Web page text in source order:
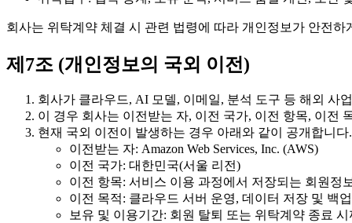
회사는 위탁계약 체결 시 관련 법령에 따라 개인정보가 안전
제7조 (개인정보의 국외 이전)
회사가 클라우드, AI 모델, 이메일, 분석 도구 등 해외 사
이 경우 회사는 이전받는 자, 이전 국가, 이전 항목, 이전
현재 국외 이전이 발생하는 경우 아래와 같이 공개합니다.
이전받는 자: Amazon Web Services, Inc. (AWS)
이전 국가: 대한민국(서울 리전)
이전 항목: 서비스 이용 과정에서 저장되는 회원정
이전 목적: 클라우드 서버 운영, 데이터 저장 및 백
보유 및 이용기간: 회원 탈퇴 또는 위탁계약 종료